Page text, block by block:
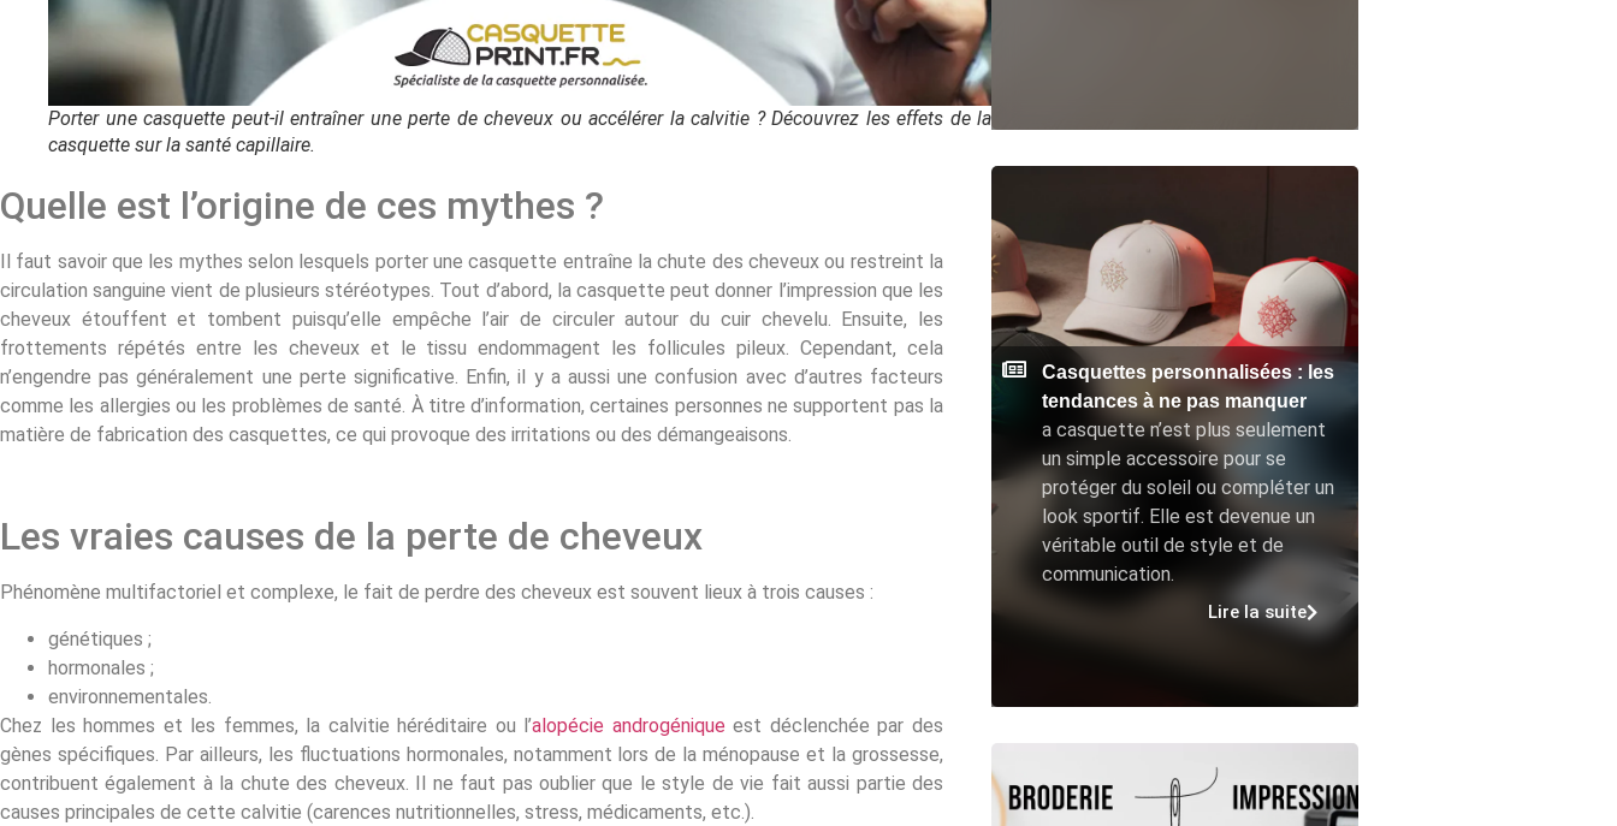
Porter une casquette peut-il entraîner une perte de cheveux ou accélérer la calvitie ? Découvrez les effets de la
casquette sur la santé capillaire.
Quelle est l’origine de ces mythes ?
Il faut savoir que les mythes selon lesquels porter une casquette entraîne la chute des cheveux ou restreint la
circulation sanguine vient de plusieurs stéréotypes. Tout d’abord, la casquette peut donner l’impression que les
cheveux étouffent et tombent puisqu’elle empêche l’air de circuler autour du cuir chevelu. Ensuite, les
frottements répétés entre les cheveux et le tissu endommagent les follicules pileux. Cependant, cela
n’engendre pas généralement une perte significative. Enfin, il y a aussi une confusion avec d’autres facteurs
comme les allergies ou les problèmes de santé. À titre d’information, certaines personnes ne supportent pas la
matière de fabrication des casquettes, ce qui provoque des irritations ou des démangeaisons.
Les vraies causes de la perte de cheveux
Phénomène multifactoriel et complexe, le fait de perdre des cheveux est souvent lieux à trois causes :
génétiques ;
hormonales ;
environnementales.
Chez les hommes et les femmes, la calvitie héréditaire ou l’alopécie androgénique est déclenchée par des
gènes spécifiques. Par ailleurs, les fluctuations hormonales, notamment lors de la ménopause et la grossesse,
contribuent également à la chute des cheveux. Il ne faut pas oublier que le style de vie fait aussi partie des
causes principales de cette calvitie (carences nutritionnelles, stress, médicaments, etc.).
Casquettes personnalisées : les
tendances à ne pas manquer
a casquette n’est plus seulement
un simple accessoire pour se
protéger du soleil ou compléter un
look sportif. Elle est devenue un
véritable outil de style et de
communication.
Lire la suite